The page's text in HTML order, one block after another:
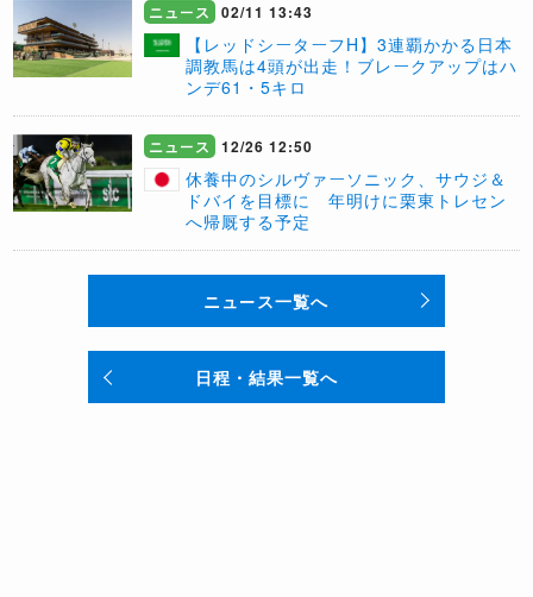
ニュース 02/11 13:43
【レッドシーターフH】3連覇かかる日本
調教馬は4頭が出走！ブレークアップはハ
ンデ61・5キロ
ニュース 12/26 12:50
休養中のシルヴァーソニック、サウジ＆
ドバイを目標に 年明けに栗東トレセン
へ帰厩する予定
ニュース一覧へ
日程・結果一覧へ